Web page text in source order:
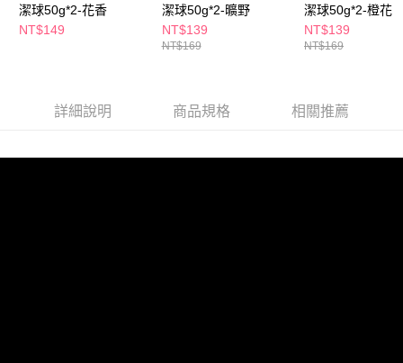
【注意事項】
１．透過由恩沛科技股份有限公司提供之「AFTEE先享後付」服務完成之交
易，需依本服務之必要範圍內提供個人資料，並將交易相關給付款項請求債
３．未成年的使用者請事先徵得法定代理人或監護人之同意方可使用
４．使用「AFTEE先享後付」時，將依據個別帳號之用戶狀況，依本公司即
7-11取貨付款
每筆NT$65，滿NT$490(含以上)免運費
潔球50g*2-花香
NT$149
潔球50g*2-曠野
NT$139
NT$169
潔球50g*2-橙花
NT$139
NT$169
詳細說明 商品規格 相關推薦